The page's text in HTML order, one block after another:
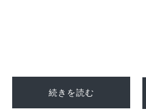
続きを読む